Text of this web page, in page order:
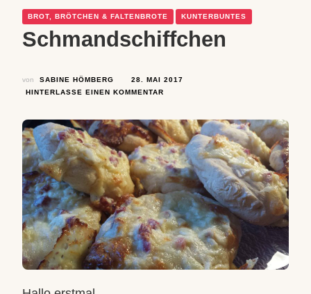
BROT, BRÖTCHEN & FALTENBROTE KUNTERBUNTES
Schmandschiffchen
von SABINE HÖMBERG
28. MAI 2017
HINTERLASSE EINEN KOMMENTAR